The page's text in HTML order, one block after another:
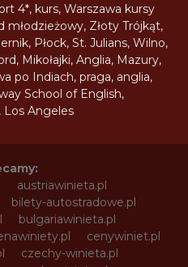
4*, kurs,Warszawa kursy
młodzieżowy, Złoty Trójkąt,
, Płock,St. Julians,Wilno,
, Mikołajki,Anglia, Mazury,
po Indiach,praga, anglia,
School of English,
, Los Angeles
austriawinieta.pl
bilety-autostradowe.pl
bulgariawinieta.pl
cenywiniet.pl
czechy-winieta.pl